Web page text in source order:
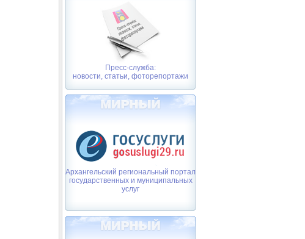
Пресс-служба:
новости, статьи, фоторепортажи
Архангельский региональный портал
государственных и муниципальных
услуг